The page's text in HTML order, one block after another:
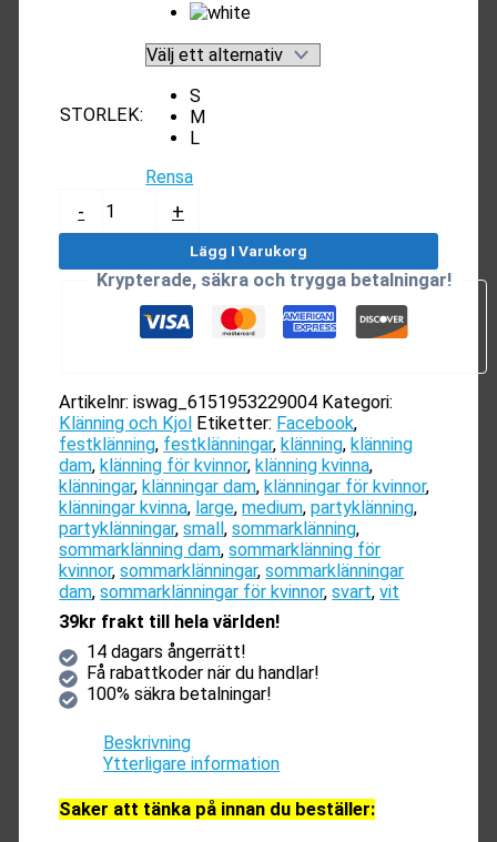
STORLEK:
S
M
L
Rensa
-
Dam
mängd
+
Lägg I Varukorg
Krypterade, säkra och trygga betalningar!
Artikelnr:iswag_6151953229004 Kategori:
Klänning och Kjol Etiketter: Facebook,
festklänning, festklänningar,klänning,klänning
dam,klänning för kvinnor,klänning kvinna,
klänningar,klänningar dam,klänningar för kvinnor,
klänningar kvinna, large,medium,partyklänning,
partyklänningar,small,sommarklänning,
sommarklänning dam,sommarklänning för
kvinnor,sommarklänningar,sommarklänningar
dam,sommarklänningar för kvinnor,svart,vit
39kr frakt till hela världen!
14 dagars ångerrätt!
Få rabattkoder när du handlar!
100% säkra betalningar!
Beskrivning
Ytterligare information
Saker att tänka på innan du beställer: